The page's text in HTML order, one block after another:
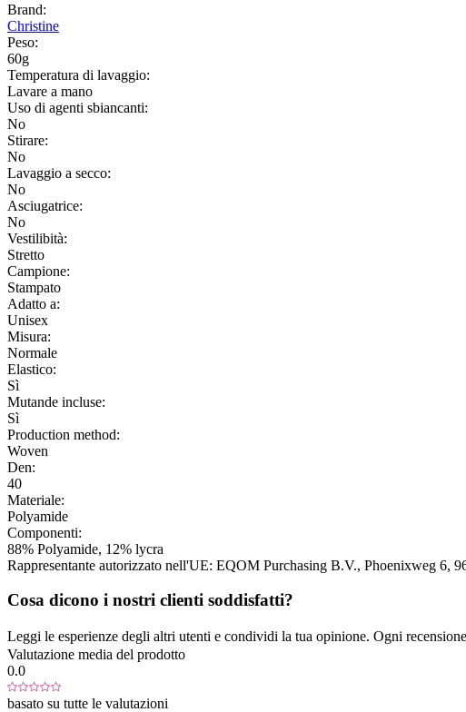
Brand:
Christine
Peso:
60g
Temperatura di lavaggio:
Lavare a mano
Uso di agenti sbiancanti:
No
Stirare:
No
Lavaggio a secco:
No
Asciugatrice:
No
Vestilibità:
Stretto
Campione:
Stampato
Adatto a:
Unisex
Misura:
Normale
Elastico:
Sì
Mutande incluse:
Sì
Production method:
Woven
Den:
40
Materiale:
Polyamide
Componenti:
88% Polyamide, 12% lycra
Rappresentante autorizzato nell'UE: EQOM Purchasing B.V., Phoenixweg 6,
Cosa dicono i nostri clienti soddisfatti?
Leggi le esperienze degli altri utenti e condividi la tua opinione. Ogni
Valutazione media del prodotto
0.0
basato su tutte le valutazioni